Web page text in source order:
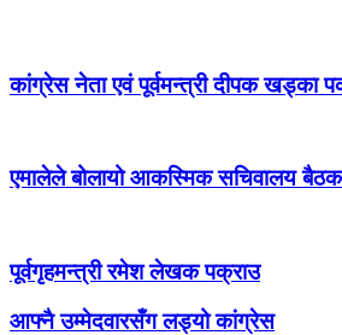
कांग्रेस नेता एवं पूर्वमन्त्री दीपक खड्का
एमालेले बोलायो आकस्मिक सचिवालय बैठक
पूर्वगृहमन्त्री रमेश लेखक पक्राउ
आफ्नै उम्मेदवारसँग लड्यो कांग्रेस